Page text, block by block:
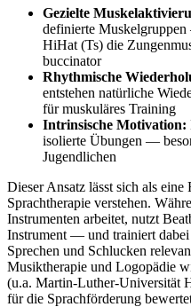
Gezielte
definierte
HiHat (Ts) die
buccinator
Rhythmische
entstehen natürliche
für muskuläres Training
Intrinsische Motivation:
isolierte Übungen —
Jugendlichen
Dieser Ansatz lässt sich als eine
Sprachtherapie verstehen.
Instrumenten arbeitet, nutzt
Instrument — und trainiert
Sprechen und Schlucken
Musiktherapie und Logopädie
(u.a. Martin-Luther-Universität
für die Sprachförderung